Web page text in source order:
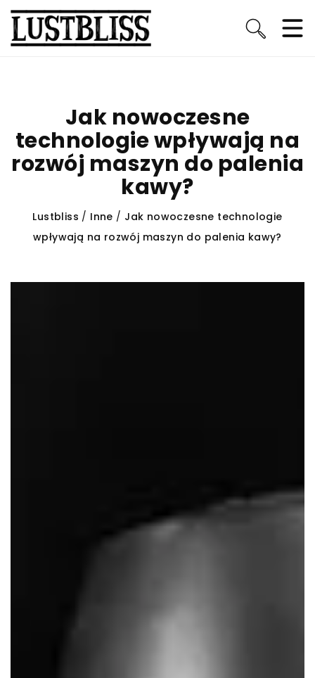
Jak nowoczesne
technologie wpływają na
rozwój maszyn do palenia
kawy?
Lustbliss / Inne / Jak nowoczesne technologie
wpływają na rozwój maszyn do palenia kawy?